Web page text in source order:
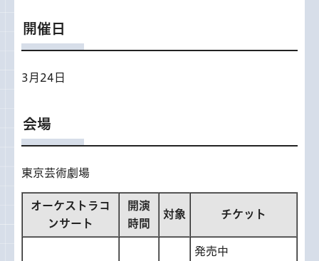
開催日
3月24日
会場
東京芸術劇場
オーケストラコ
ンサート
開演
時間
対象 チケット
発売中